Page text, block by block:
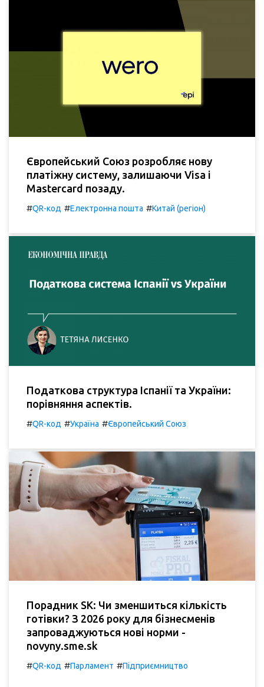
Європейський Союз розробляє нову
платіжну систему, залишаючи Visa і
Mastercard позаду.
#QR-код #Електронна пошта #Китай (регіон)
Податкова структура Іспанії та України:
порівняння аспектів.
#QR-код #Україна #Європейський Союз
Порадник SK: Чи зменшиться кількість
готівки? З 2026 року для бізнесменів
запроваджуються нові норми -
novyny.sme.sk
#QR-код #Парламент #Підприємництво